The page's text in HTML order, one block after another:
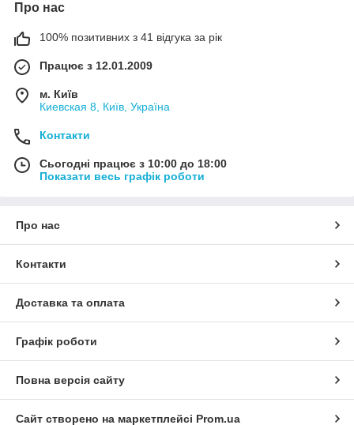
Про нас
100% позитивних з 41 відгука за рік
Працює з 12.01.2009
м. Київ
Киевская 8, Київ, Україна
Контакти
Сьогодні працює з 10:00 до 18:00
Показати весь графік роботи
Про нас
Контакти
Доставка та оплата
Графік роботи
Повна версія сайту
Сайт створено на маркетплейсі Prom.ua